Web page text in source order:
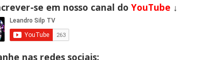
se em nosso canal do YouTube ↓
nas redes sociais: